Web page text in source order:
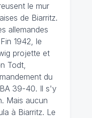
le mur
de Biarritz.
allemandes
1942, le
projette et
Todt,
du
39-40. Il s'y
Mais aucun
à Biarritz. Le